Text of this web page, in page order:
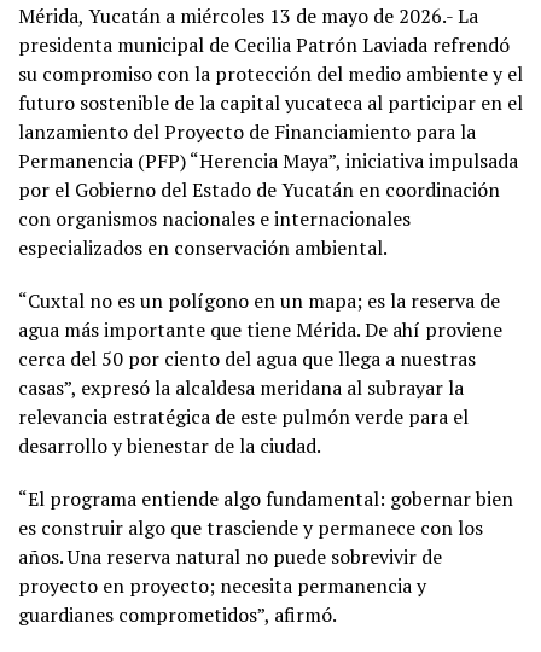
Mérida, Yucatán a miércoles 13 de mayo de 2026.- La
presidenta municipal de Cecilia Patrón Laviada refrendó
su compromiso con la protección del medio ambiente y el
futuro sostenible de la capital yucateca al participar en el
lanzamiento del Proyecto de Financiamiento para la
Permanencia (PFP) “Herencia Maya”, iniciativa impulsada
por el Gobierno del Estado de Yucatán en coordinación
con organismos nacionales e internacionales
especializados en conservación ambiental.
“Cuxtal no es un polígono en un mapa; es la reserva de
agua más importante que tiene Mérida. De ahí proviene
cerca del 50 por ciento del agua que llega a nuestras
casas”, expresó la alcaldesa meridana al subrayar la
relevancia estratégica de este pulmón verde para el
desarrollo y bienestar de la ciudad.
“El programa entiende algo fundamental: gobernar bien
es construir algo que trasciende y permanece con los
años. Una reserva natural no puede sobrevivir de
proyecto en proyecto; necesita permanencia y
guardianes comprometidos”, afirmó.